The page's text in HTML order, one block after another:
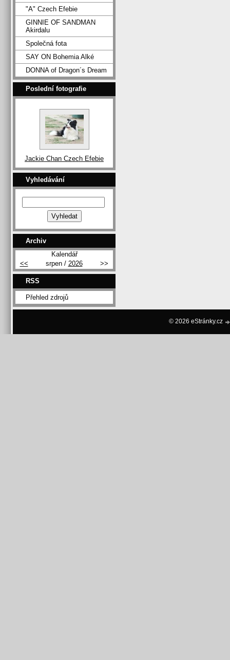
"A" Czech Efebie
GINNIE OF SANDMAN
Akirdalu
Společná fota
SAY ON Bohemia Alké
DONNA of Dragon´s Dream
Poslední fotografie
Jackie Chan Czech Efebie
Vyhledávání
Archiv
Kalendář
<<
srpen / 2026 >>
RSS
Přehled zdrojů
© 2026 eStránky.cz